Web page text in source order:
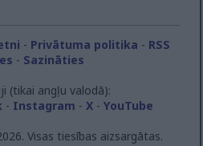
- Privātuma politika - RSS
- Sazināties
(tikai angļu valodā):
- Instagram - X- YouTube
Visas tiesības aizsargātas.